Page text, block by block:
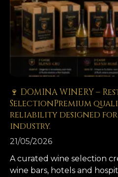
🍷 DOMINA WINERY –
SelectionPremium
reliability designed for
industry.
21/05/2026
A curated wine selection
wine bars, hotels and